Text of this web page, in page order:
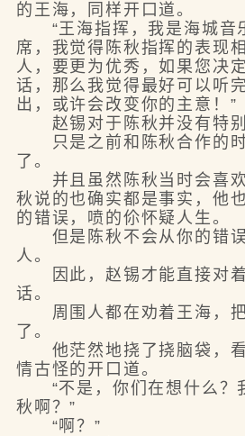
的王海，同样开口道。
“王海指挥，我是海城音
席，我觉得陈秋指挥的表现
人，要更为优秀，如果您决
话，那么我觉得最好可以听
出，或许会改变你的主意！”
赵锡对于陈秋并没有特别
只是之前和陈秋合作的时
了。
并且虽然陈秋当时会喜欢
秋说的也确实都是事实，他
的错误，喷的伱怀疑人生。
但是陈秋不会从你的错误
人。
因此，赵锡才能直接对着
话。
周围人都在劝着王海，把
了。
他茫然地挠了挠脑袋，看
情古怪的开口道。
“不是，你们在想什么？
秋啊？”
“啊？”